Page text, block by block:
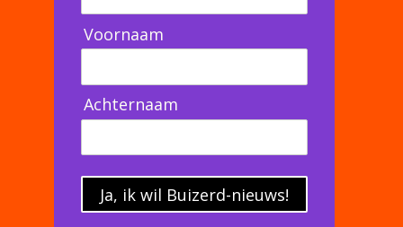
Voornaam
Achternaam
Ja, ik wil Buizerd-nieuws!